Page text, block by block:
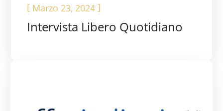
[ Marzo 23, 2024 ]
Intervista Libero Quotidiano